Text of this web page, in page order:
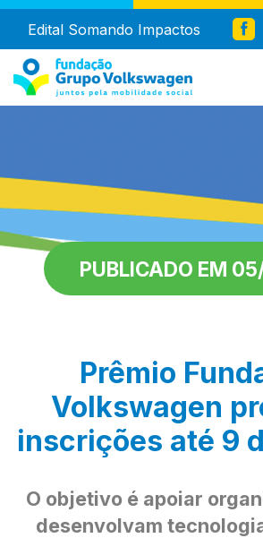
Edital Somando Impactos
PUBLICADO EM
Prêmio
Volkswagen
inscrições até 9
O objetivo é apoiar
desenvolvam